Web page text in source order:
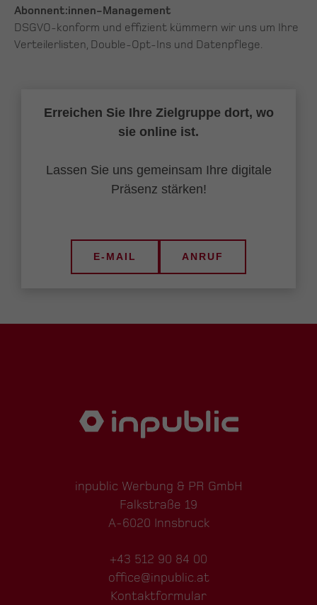
Abonnent:innen-Management
DSGVO-konform und effizient kümmern wir uns um Ihre
Verteilerlisten, Double-Opt-Ins und Datenpflege.
Erreichen Sie Ihre Zielgruppe dort, wo
sie online ist.
Lassen Sie uns gemeinsam Ihre digitale
Präsenz stärken!
E-MAIL ANRUF
inpublic Werbung & PR GmbH
Falkstraße 19
A-6020 Innsbruck
+43 512 90 84 00
office@inpublic.at
Kontaktformular